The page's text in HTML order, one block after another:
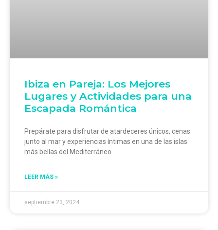
Ibiza en Pareja: Los Mejores
Lugares y Actividades para una
Escapada Romántica
Prepárate para disfrutar de atardeceres únicos, cenas
junto al mar y experiencias íntimas en una de las islas
más bellas del Mediterráneo.
LEER MÁS »
septiembre 23, 2024